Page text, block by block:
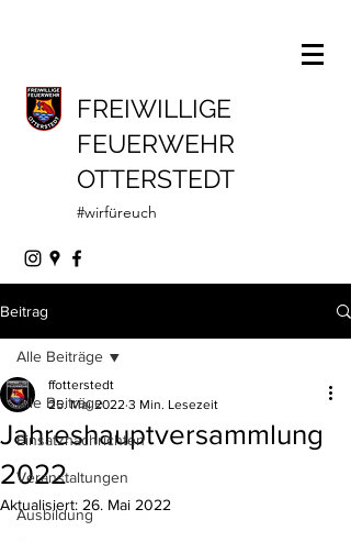
FREIWILLIGE
FEUERWEHR
OTTERSTEDT
#wirfüreuch
Beitrag
Alle Beiträge
Einsatznachrichten
Veranstaltungen
Ausbildung
Alle Beiträge
Jahreshauptversammlung
2022
ffotterstedt
25. Mai 2022 3 Min. Lesezeit
Aktualisiert: 26. Mai 2022